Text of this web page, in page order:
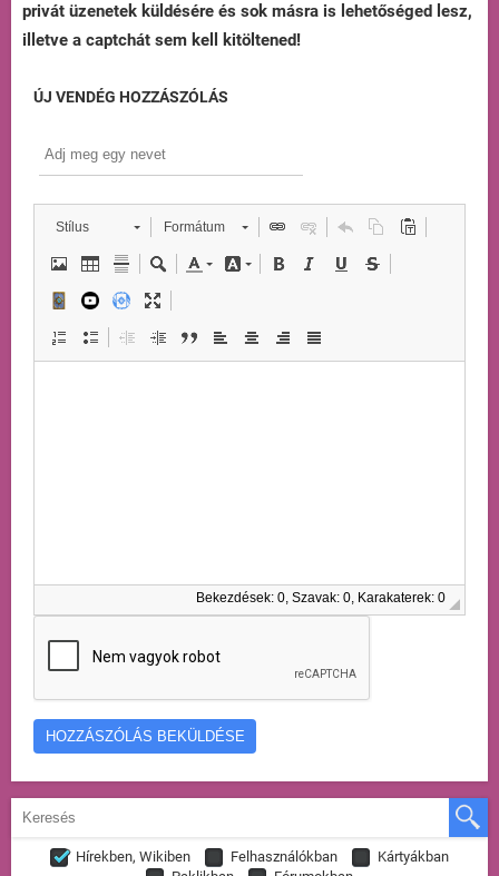
privát üzenetek küldésére és sok másra is lehetőséged lesz,
illetve a captchát sem kell kitöltened!
ÚJ VENDÉG HOZZÁSZÓLÁS
Stílus Formátum
Bekezdések: 0, Szavak: 0, Karakaterek: 0
Hírekben, Wikiben Felhasználókban
Kártyákban